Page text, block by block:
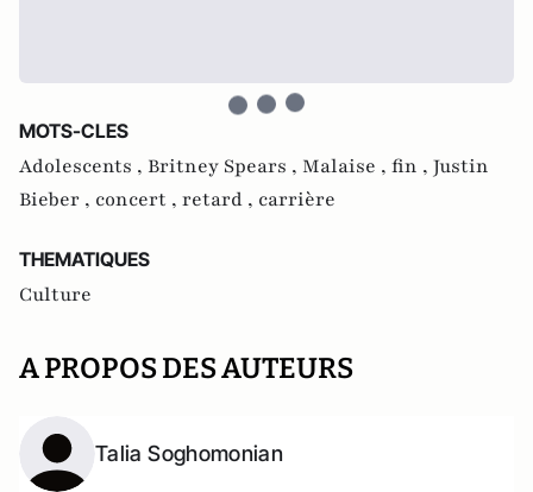
MOTS-CLES
Adolescents , Britney Spears , Malaise , fin , Justin
Bieber , concert , retard , carrière
THEMATIQUES
Culture
A PROPOS DES AUTEURS
Talia Soghomonian